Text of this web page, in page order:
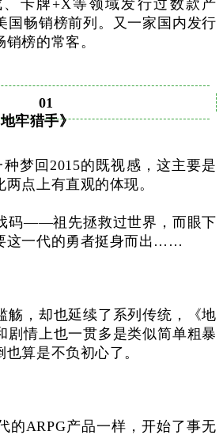
卡牌+X等领域发行过数款产
国畅销榜前列。又一家国内发行
榜的常客。
01
牢猎手》
种梦回2015的既视感，这主要是
点上有直观的体现。
码——祖先拯救过世界，而眼下
这一代的勇者挺身而出……
觞，却也延续了系列传统，《地
剧情上也一贯多是类似简单粗暴
算是不负初心了。
的ARPG产品一样，开始了事无